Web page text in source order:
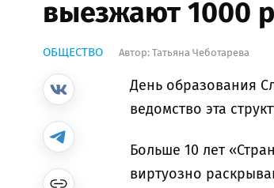
выезжают 1000
ОБЩЕСТВО Автор: Татьяна Чеботарева
День образования
ведомство эта
Больше 10 лет
виртуозно